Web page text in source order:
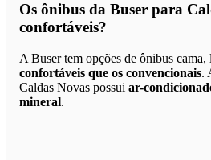
Os ônibus da Buser para
confortáveis?
A Buser tem opções de ônibus
confortáveis que os convencionais.
Caldas Novas possui ar-
mineral.